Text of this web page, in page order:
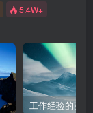
5.4W+
工作经验的英